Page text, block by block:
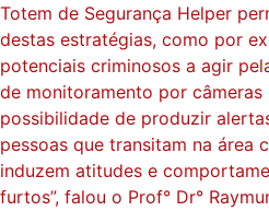
Totem de Segurança Helper
destas estratégias, como por
potenciais criminosos a agir
de monitoramento por câmeras
possibilidade de produzir
pessoas que transitam na área
induzem atitudes e
furtos”, falou o Prof° Dr°